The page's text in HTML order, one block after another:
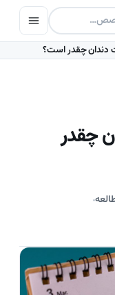
دندان چقدر است؟
چقدر